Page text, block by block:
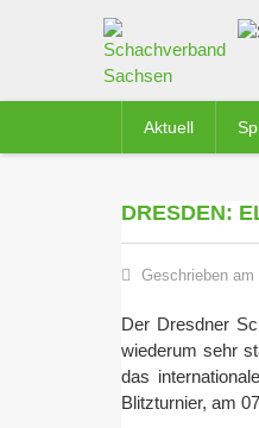
Aktuell
DRESDEN:
Geschrieben
Der Dresdner
wiederum sehr
das
Blitzturnier, am